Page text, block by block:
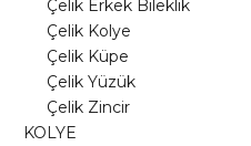
Çelik Erkek Bileklik
Çelik Kolye
Çelik Küpe
Çelik Yüzük
Çelik Zincir
KOLYE